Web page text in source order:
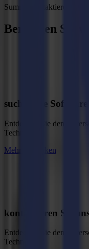
Summa kontaktieren
Benötigen Sie
suchen Sie Software?
Entdecken Sie den
Technologie
Mehr entdecken
kontaktieren Sie
Entdecken Sie den
Technologie